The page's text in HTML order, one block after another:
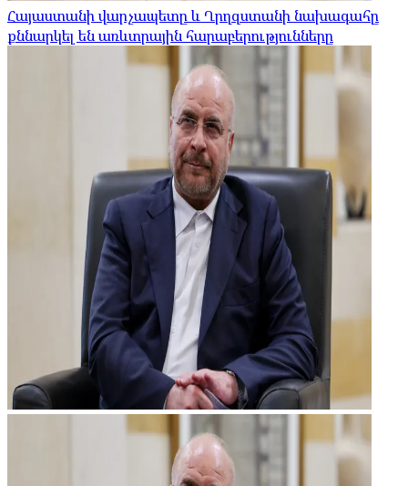
Հայաստանի վարչապետը և Ղրղզստանի նախագահը
քննարկել են առևտրային հարաբերությունները